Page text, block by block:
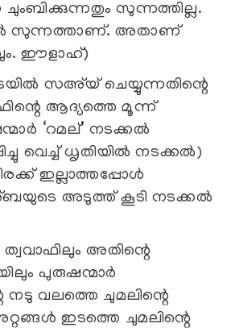
സുന്നത്തില്ല.
സുന്നത്താണ്. അതാണ്
ഈളാഹ്)
സഅ്‌യ് ചെയ്യുന്നതിന്റെ
ആദ്യത്തെ മൂന്ന്
‘റമല്’ നടക്കല്‍
വെച്ച് ധൃതിയില്‍ നടക്കല്‍)
ഇല്ലാത്തപ്പോള്‍
അടുത്ത് കൂടി നടക്കല്‍
അതിന്റെ
പുരുഷന്മാര്‍
നടു വലത്തെ ചുമലിന്റെ
ഇടത്തെ ചുമലിന്റെ